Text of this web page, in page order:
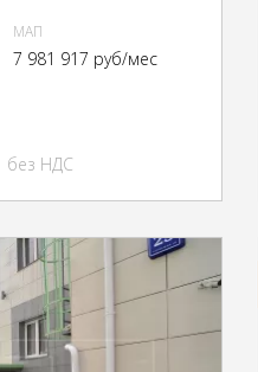
МАП
7 981 917 руб/мес
без НДС